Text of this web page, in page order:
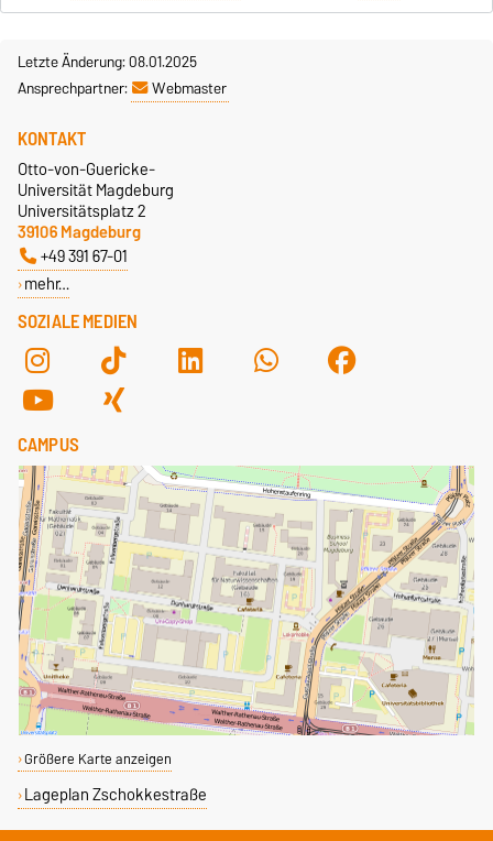
Letzte Änderung: 08.01.2025
Ansprechpartner:
Webmaster
SOZIALE MEDIEN
KONTAKT
Otto-von-Guericke-
Universität Magdeburg
Universitätsplatz 2
39106 Magdeburg
+49 391 67-01
mehr…
CAMPUS
Größere Karte anzeigen
Lageplan Zschokkestraße